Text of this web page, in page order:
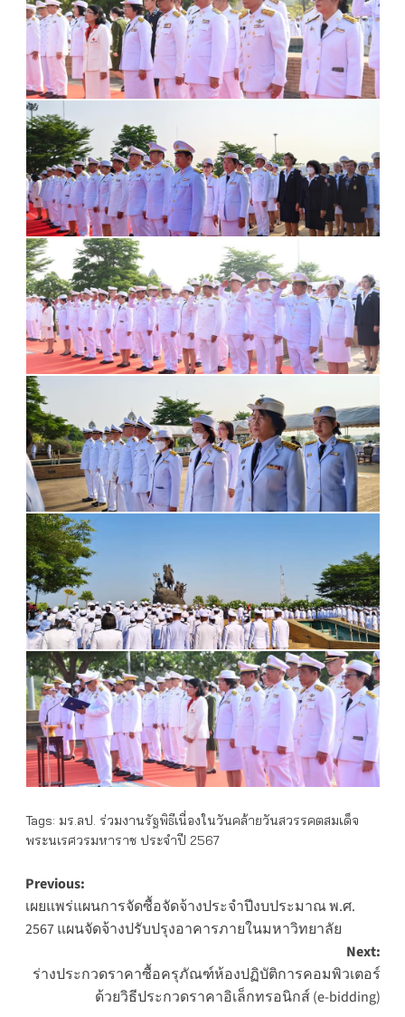
Tags: มร.ลป. ร่วมงานรัฐพิธีเนื่องในวันคล้ายวันสวรรคตสมเด็จ
พระนเรศวรมหาราช ประจำปี 2567
Post
navigation
Previous:
เผยแพร่แผนการจัดซื้อจัดจ้างประจำปีงบประมาณ พ.ศ.
2567 แผนจัดจ้างปรับปรุงอาคารภายในมหาวิทยาลัย
Next:
ร่างประกวดราคาซื้อครุภัณฑ์ห้องปฏิบัติการคอมพิวเตอร์
ด้วยวิธีประกวดราคาอิเล็กทรอนิกส์ (e-bidding)